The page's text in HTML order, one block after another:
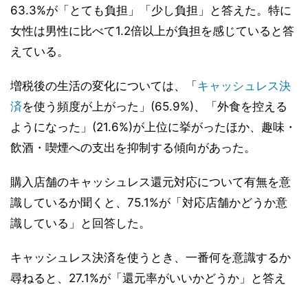
63.3%が「とても負担」「少し負担」と答えた。特に
女性は男性に比べて1.2倍以上が負担を感じていると答
えている。
増税後の生活の変化については、「 キャッシュレス決
済を使う頻度が上がった」(65.9%)、「外食を控える
ようになった」(21.6%)が上位に挙がったほか、趣味・
飲酒・喫煙への支出を抑制する傾向があった。
購入店舗のキャッシュレス還元対応について有無を意
識しているか聞くと、75.1%が「対応店舗かどうか意
識している」と回答した。
キャッシュレス決済を使うとき、一番何を意識するか
尋ねると、27.1%が「還元率がいいかどうか」と答え